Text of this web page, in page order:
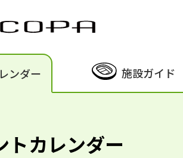
ンダー 施設ガイド
トカレンダー